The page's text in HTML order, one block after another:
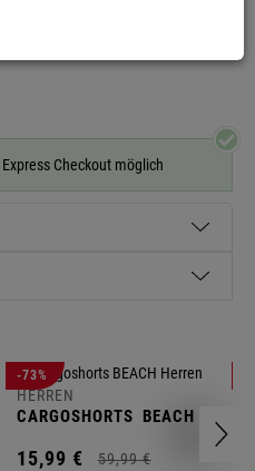
Express Checkout möglich
-73%
HERREN
CARGOSHORTS BEACH
15,99 € 59,99 €